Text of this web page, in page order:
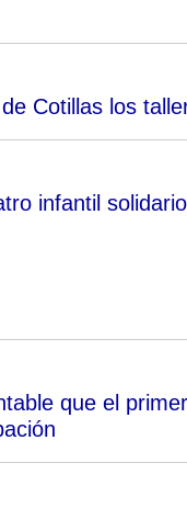
Cotillas los
infantil
que el